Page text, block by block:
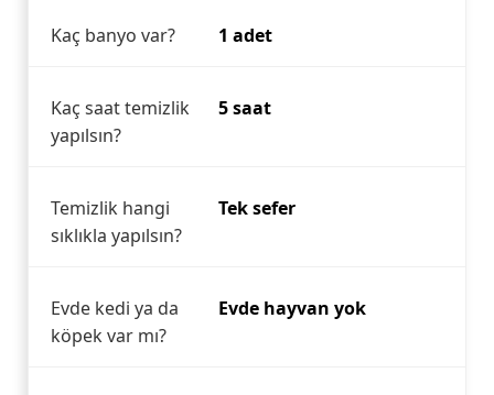
Kaç banyo var? 1 adet
Kaç saat temizlik
yapılsın?
5 saat
Temizlik hangi
sıklıkla yapılsın?
Tek sefer
Evde kedi ya da
köpek var mı?
Evde hayvan yok